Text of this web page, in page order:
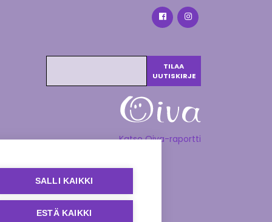
Katso Oiva-raportti
SALLI KAIKKI
ESTÄ KAIKKI